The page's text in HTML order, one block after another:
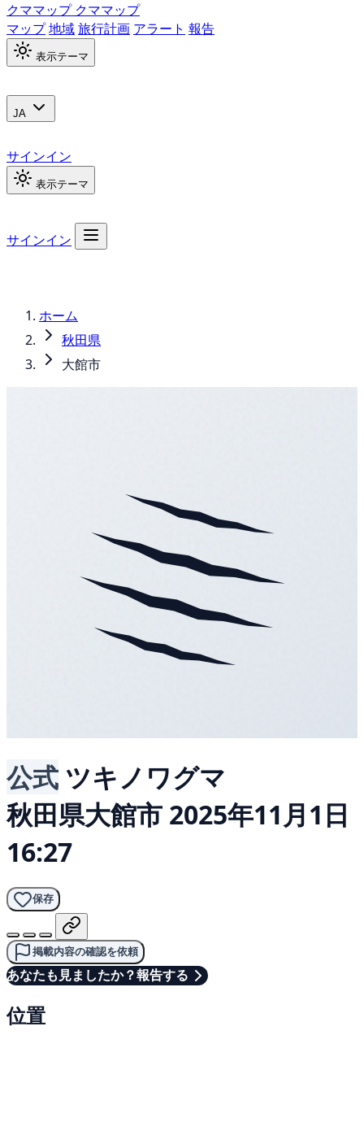
クママップ クママップ
マップ地域旅行計画 アラート 報告
表示テーマ
JA
サインイン
表示テーマ
サインイン
ホーム
秋田県
大館市
公式 ツキノワグマ
秋田県大館市 2025年11月1日
16:27
保存
掲載内容の確認を依頼
あなたも見ましたか？報告する
位置